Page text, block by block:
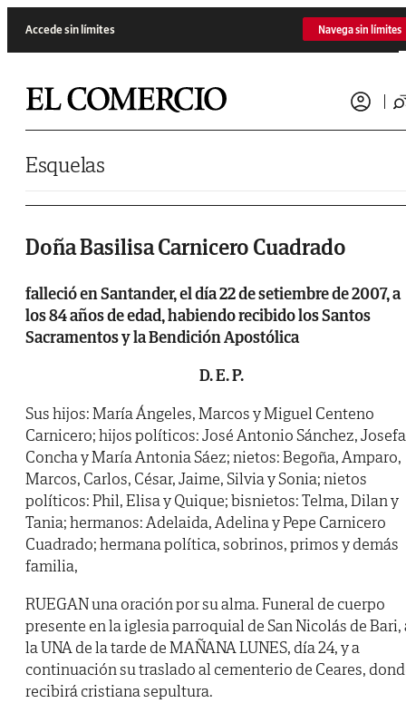
Accede sin límites Navega sin límites
Esquelas
Doña Basilisa Carnicero Cuadrado
falleció en Santander, el día 22 de setiembre de 2007, a
los 84 años de edad, habiendo recibido los Santos
Sacramentos y la Bendición Apostólica
D. E. P.
Sus hijos: María Ángeles, Marcos y Miguel Centeno
Carnicero; hijos políticos: José Antonio Sánchez, Josefa
Concha y María Antonia Sáez; nietos: Begoña, Amparo,
Marcos, Carlos, César, Jaime, Silvia y Sonia; nietos
políticos: Phil, Elisa y Quique; bisnietos: Telma, Dilan y
Tania; hermanos: Adelaida, Adelina y Pepe Carnicero
Cuadrado; hermana política, sobrinos, primos y demás
familia,
RUEGAN una oración por su alma. Funeral de cuerpo
presente en la iglesia parroquial de San Nicolás de Bari,
laUNAde la tarde deMAÑANA LUNES, día 24, y a
continuación su traslado al cementerio de Ceares,
recibirá cristiana sepultura.